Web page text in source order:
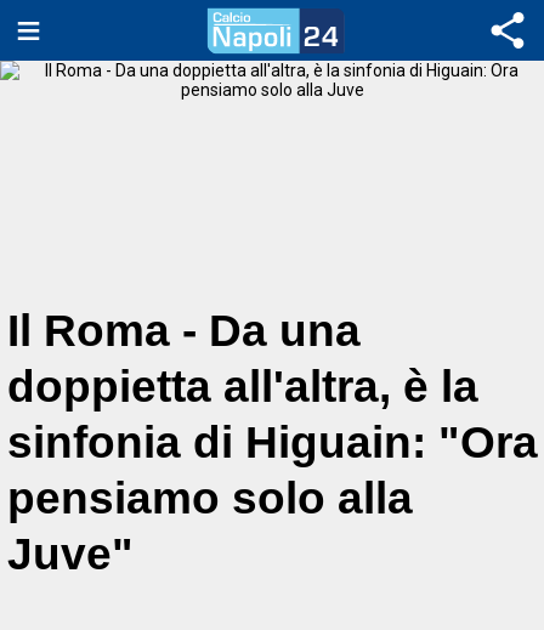
Il Roma - Da una
doppietta all'altra, è la
sinfonia di Higuain: "Ora
pensiamo solo alla
Juve"